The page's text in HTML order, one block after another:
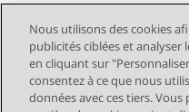
Nous utilisons des cookies
publicités ciblées et analyser
en cliquant sur
consentez à ce que nous
données avec ces tiers.